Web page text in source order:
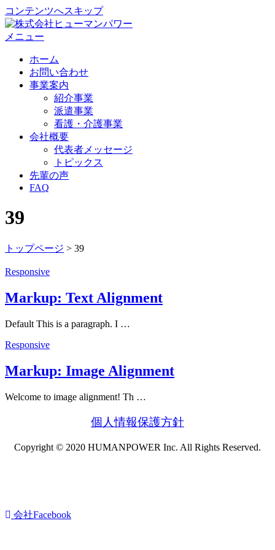
コンテンツへスキップ
メニュー
ホーム
お問い合わせ
事業案内
紹介事業
派遣事業
看護・介護事業
会社概要
代表者メッセージ
トピックス
先輩の声
FAQ
39
トップページ > 39
Responsive
Markup: Text Alignment
Default This is a paragraph. I …
Responsive
Markup: Image Alignment
Welcome to image alignment! Th …
個人情報保護方針
Copyright © 2020 HUMANPOWER Inc. All Rights Reserved.
会社Facebook